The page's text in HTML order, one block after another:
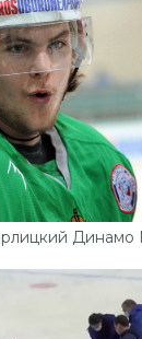
Динамо